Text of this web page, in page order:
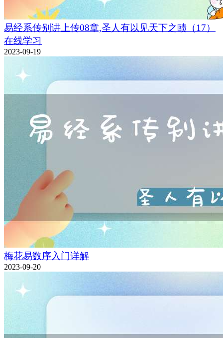
易经系传别讲上传08章,圣人有以见天下之赜（17）
在线学习
2023-09-19
梅花易数序入门详解
2023-09-20